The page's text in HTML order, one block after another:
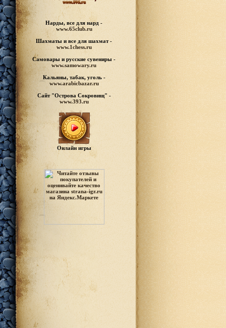
Нарды, все для нард -
www.65club.ru
Шахматы и все для шахмат -
www.1chess.ru
Самовары и русские сувениры -
www.samowary.ru
Кальяны, табак, уголь -
www.arabicbazar.ru
Сайт "Острова Сокровищ" -
www.393.ru
Онлайн игры